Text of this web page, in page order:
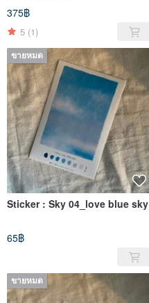
375฿
5 (1)
ขายหมด
Sticker : Sky 04_love blue sky
65฿
ขายหมด